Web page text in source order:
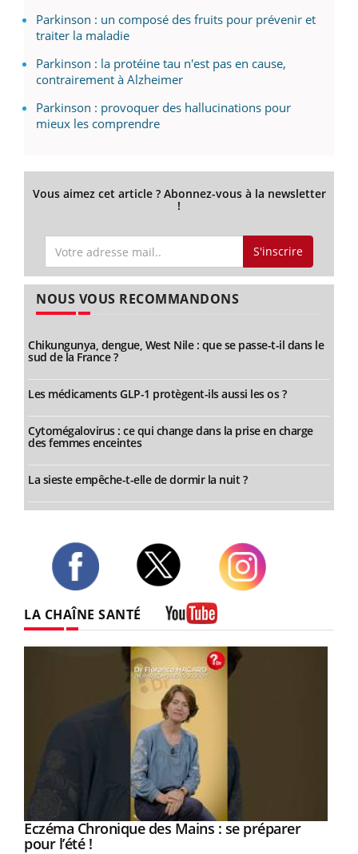
Parkinson : un composé des fruits pour prévenir et
traiter la maladie
Parkinson : la protéine tau n'est pas en cause,
contrairement à Alzheimer
Parkinson : provoquer des hallucinations pour
mieux les comprendre
Vous aimez cet article ? Abonnez-vous à la newsletter
!
S'inscrire
NOUS VOUS RECOMMANDONS
Chikungunya, dengue, West Nile : que se passe-t-il dans le
sud de la France ?
Les médicaments GLP-1 protègent-ils aussi les os ?
Cytomégalovirus : ce qui change dans la prise en charge
des femmes enceintes
La sieste empêche-t-elle de dormir la nuit ?
LA CHAÎNE SANTÉ
Youtube
Eczéma Chronique des Mains : se préparer
pour l’été !Youtube